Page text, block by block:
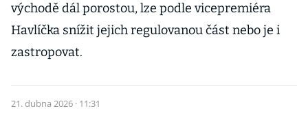
východě dál porostou, lze podle vicepremiéra
Havlíčka snížit jejich regulovanou část nebo je i
zastropovat.
21. dubna 2026 · 11:31